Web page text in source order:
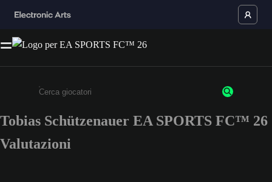
Inserisci un minimo di 3 caratteri o numeri.
Tobias Schützenauer EA SPORTS FC™ 26
Valutazioni